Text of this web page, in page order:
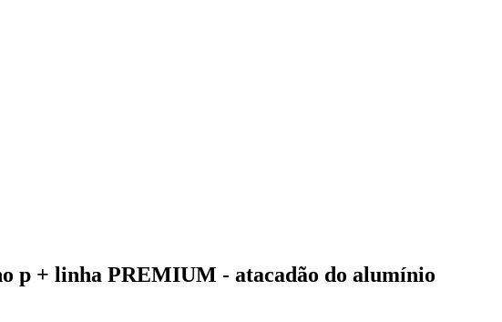
p + linha PREMIUM - atacadão do alumínio